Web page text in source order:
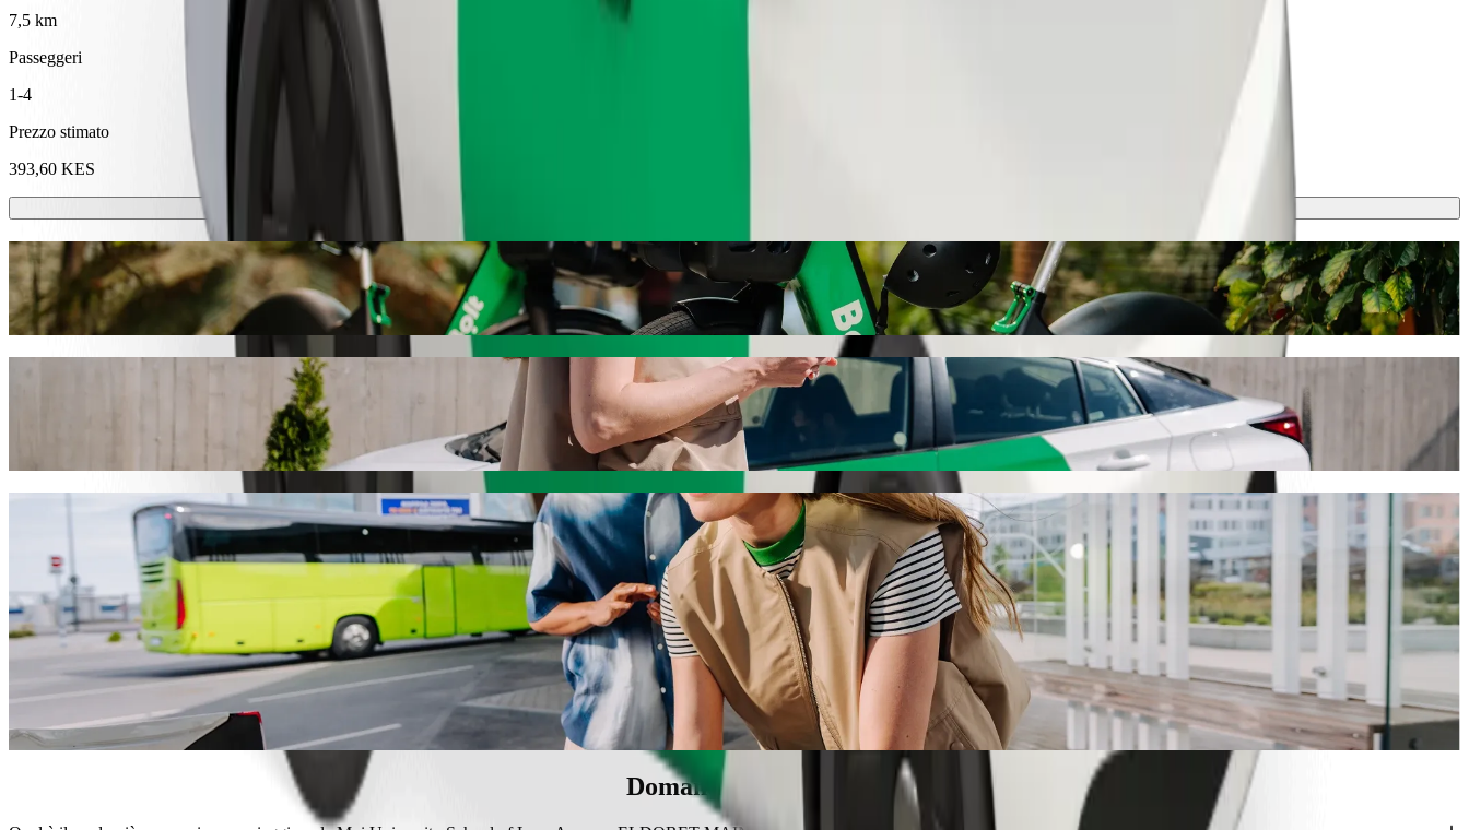
7,5 km
Passeggeri
1-4
Prezzo stimato
393,60 KES
Monopattini o bici elettriche
Muoviti a Eldoret con monopattini o bici elettriche
Ottieni l'applicazione Bolt
Vai da Moi University School of Law-Annex a ELDORET MAIN STAGE con Bolt ride-hailing
Ti consigliamo di scegliere Bolt ride-hailing se cerchi il miglior prezzo per arrivare a ELDORET MAIN STAGE. Utilizzando Bolt, questo viaggio durerà circa 15 min e costerà circa 393,60 KES KES.
Qualunque sia l'occasione, troveremo il veicolo perfetto per te.
Servizi Bolt per andare da Moi University School of Law-Annex a ELDORET MAIN STAGE
Tanti bagagli? Prenota i nostri furgoni XL per un massimo di 6 persone.
Devi arrivare con stile? Prova le auto premium di Bolt.
Viaggi con bambini? Ordina una corsa child-friendly con seggiolino rialzato.
Viaggi con il tuo animale? Prova le nostre corse pet-friendly.
Hai bisogno di assistenza? La nostra categoria assist offre veicoli accessibili in sedia a rotelle (WAV).
Corse convenienti? Scegli auto compatte a prezzo ridotto con Bolt basic.
Ottieni l'applicazione Bolt
Domande frequenti